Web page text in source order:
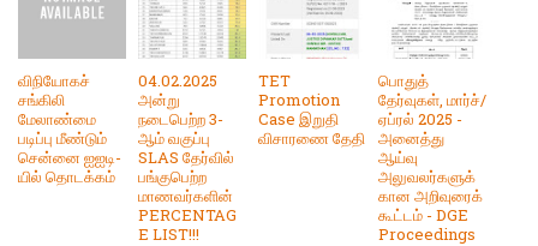
விநியோகச்
சங்கிலி
மேலாண்மை
படிப்பு மீண்டும்
சென்னை ஐஐடி-
யில் தொடக்கம்
04.02.2025
அன்று
நடைபெற்ற 3-
ஆம் வகுப்பு
SLAS தேர்வில்
பங்குபெற்ற
மாணவர்களின்
PERCENTAG
E LIST!!!
TET
Promotion
Case இறுதி
விசாரணை தேதி
பொதுத்
தேர்வுகள், மார்ச்/
ஏப்ரல் 2025 -
அனைத்து
ஆய்வு
அலுவலர்களுக்
கான அறிவுரைக்
கூட்டம் - DGE
Proceedings